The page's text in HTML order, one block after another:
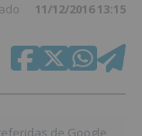
11/12/2016 13:15
de Google